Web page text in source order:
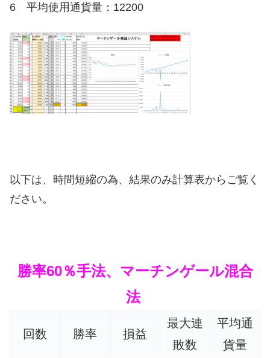
6 平均使用通貨量：12200
以下は、時間短縮の為、結果のみ計算表からご覧く
ださい。
勝率60％手法、マーチンゲール混合
法
回数 勝率 損益
最大連
敗数
平均通
貨量